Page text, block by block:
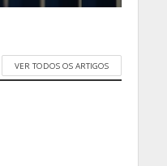
VER TODOS OS ARTIGOS